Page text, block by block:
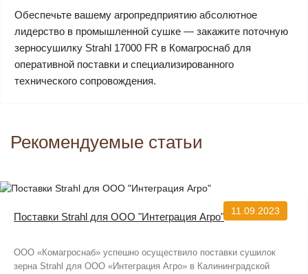
Обеспечьте вашему агропредприятию абсолютное
лидерство в промышленной сушке — закажите поточную
зерносушилку Strahl 17000 FR в Комагроснаб для
оперативной поставки и специализированного
технического сопровождения.
Рекомендуемые статьи
11.09.2023
Поставки Strahl для ООО "Интеграция Агро"
ООО «Комагроснаб» успешно осуществило поставки сушилок
зерна Strahl для ООО «Интеграция Агро» в Калининградской